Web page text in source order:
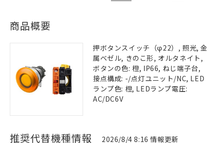
商品概要
押ボタンスイッチ（φ22）, 照光, 金
属ベゼル, きのこ形, オルタネイト,
ボタンの色: 橙, IP66, ねじ端子台,
接点構成: -/点灯ユニット/NC, LED
ランプ色: 橙, LEDランプ電圧:
AC/DC6V
推奨代替機種情報 2026/8/4 8:16 情報更新